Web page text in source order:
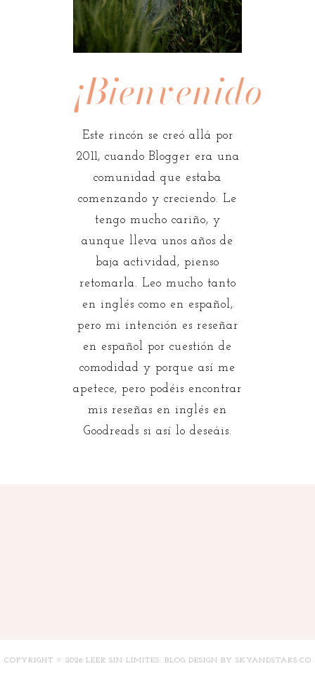
¡Bienvenidos!
Este rincón se creó allá por
2011, cuando Blogger era una
comunidad que estaba
comenzando y creciendo. Le
tengo mucho cariño, y
aunque lleva unos años de
baja actividad, pienso
retomarla. Leo mucho tanto
en inglés como en español,
pero mi intención es reseñar
en español por cuestión de
comodidad y porque así me
apetece, pero podéis encontrar
mis reseñas en inglés en
Goodreads si así lo deseáis.
COPYRIGHT © 2026 LEER SIN LÍMITES. BLOG DESIGN BY SKYANDSTARS.CO